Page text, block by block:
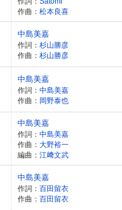
作曲： 松本良喜
中島美嘉
作詞： 杉山勝彦
作曲： 杉山勝彦
中島美嘉
作詞： 中島美嘉
作曲： 岡野泰也
中島美嘉
作詞： 中島美嘉
作曲： 大野裕一
編曲： 江﨑文武
中島美嘉
作詞： 百田留衣
作曲： 百田留衣